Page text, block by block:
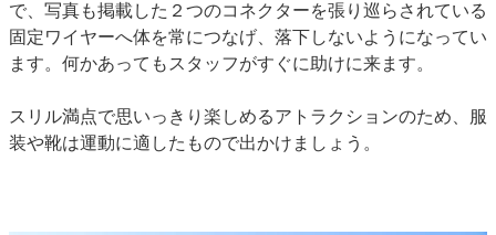
で、写真も掲載した２つのコネクターを張り巡らされている
固定ワイヤーへ体を常につなげ、落下しないようになってい
ます。何かあってもスタッフがすぐに助けに来ます。
スリル満点で思いっきり楽しめるアトラクションのため、服
装や靴は運動に適したもので出かけましょう。